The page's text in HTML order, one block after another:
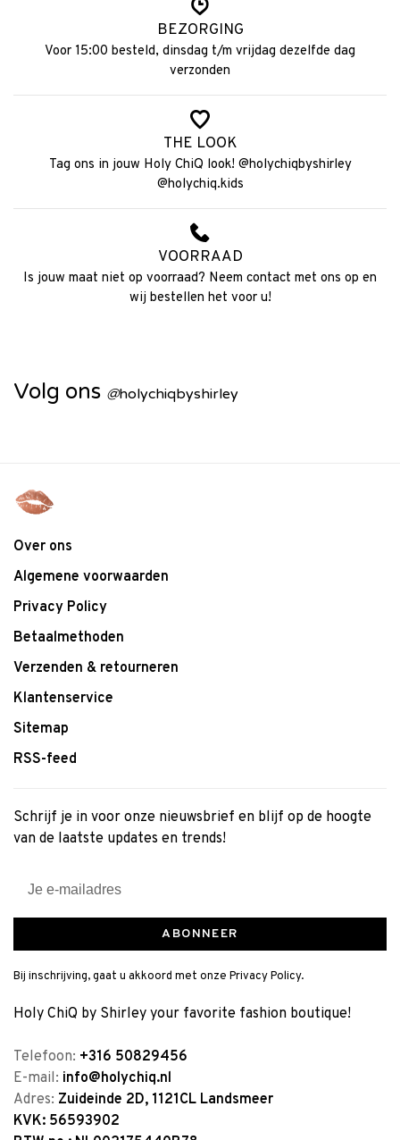
BEZORGING
Voor 15:00 besteld, dinsdag t/m vrijdag dezelfde dag
verzonden
THE LOOK
Tag ons in jouw Holy ChiQ look! @holychiqbyshirley
@holychiq.kids
VOORRAAD
Is jouw maat niet op voorraad? Neem contact met ons op en
wij bestellen het voor u!
Volg ons @holychiqbyshirley
Over ons
Algemene voorwaarden
Privacy Policy
Betaalmethoden
Verzenden & retourneren
Klantenservice
Sitemap
RSS-feed
Schrijf je in voor onze nieuwsbrief en blijf op de hoogte
van de laatste updates en trends!
ABONNEER
Bij inschrijving, gaat u akkoord met onze Privacy Policy.
Holy ChiQ by Shirley your favorite fashion boutique!
Telefoon: +316 50829456
E-mail: info@holychiq.nl
Adres: Zuideinde 2D, 1121CL Landsmeer
KVK: 56593902